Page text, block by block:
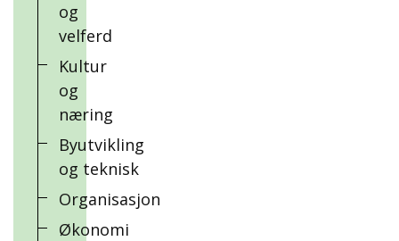
og
velferd
Kultur
og
næring
Byutvikling
og teknisk
Organisasjon
Økonomi